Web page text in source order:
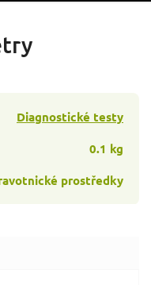
Diagnostické testy
0.1 kg
prostředky